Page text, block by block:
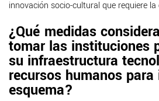
innovación socio-cultural que requiere la
¿Qué medidas
tomar las instituciones
su infraestructura
recursos humanos
esquema?